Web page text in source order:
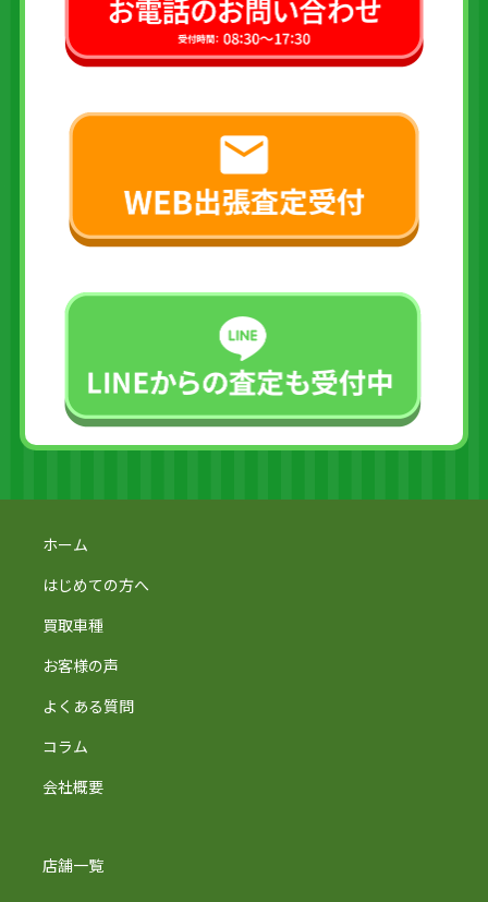
ホーム
はじめての方へ
買取車種
お客様の声
よくある質問
コラム
会社概要
店舗一覧